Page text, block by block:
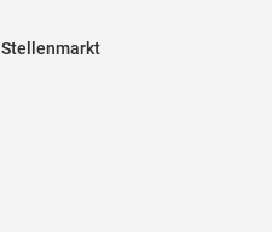
Stellenmarkt